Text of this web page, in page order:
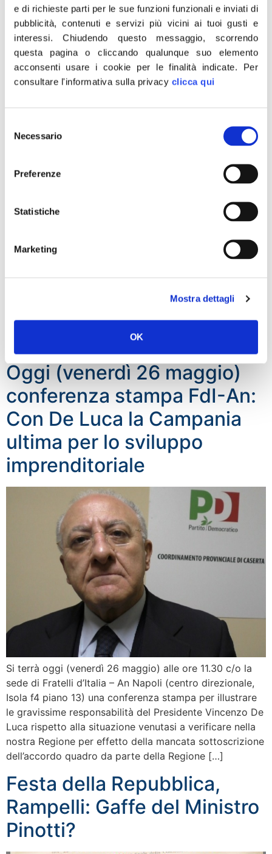
e di richieste parti per le sue funzioni funzionali e inviati di
pubblicità, contenuti e servizi più vicini ai tuoi gusti e
interessi.Chiudendo questo messaggio, scorrendo
questa pagina o cliccando qualunque suo elemento
acconsenti usare i cookie per le finalità indicate. Per
consultare l'informativa sulla privacy clicca qui
delNecessario
Preferenze
Statistiche
Marketing
Mostra dettagli
OK
anti-isis. Speriamo finisca
vergognosa ambiguità
tenuta finora
«Bene l’ipotesi di coinvolgimento della NATO nella
coalizione a guida USA e si cominci a combattere
auguriamo, però, che questa mossa non nasconda la
Oggi (venerdì 26 maggio)
conferenza stampa FdI-An:
Con De Luca la Campania
ultima per lo sviluppo
imprenditoriale
Si terrà oggi (venerdì 26 maggio) alle ore 11.30 c/o la
sede di Fratelli d’Italia – An Napoli (centro direzionale,
Isola f4 piano 13) una conferenza stampa per illustrare
le gravissime responsabilità del Presidente Vincenzo De
Luca rispetto alla situazione venutasi a verificare nella
nostra Regione per effetto della mancata sottoscrizione
dell’accordo quadro da parte della Regione […]
Festa della Repubblica,
Rampelli: Gaffe del Ministro
Pinotti?